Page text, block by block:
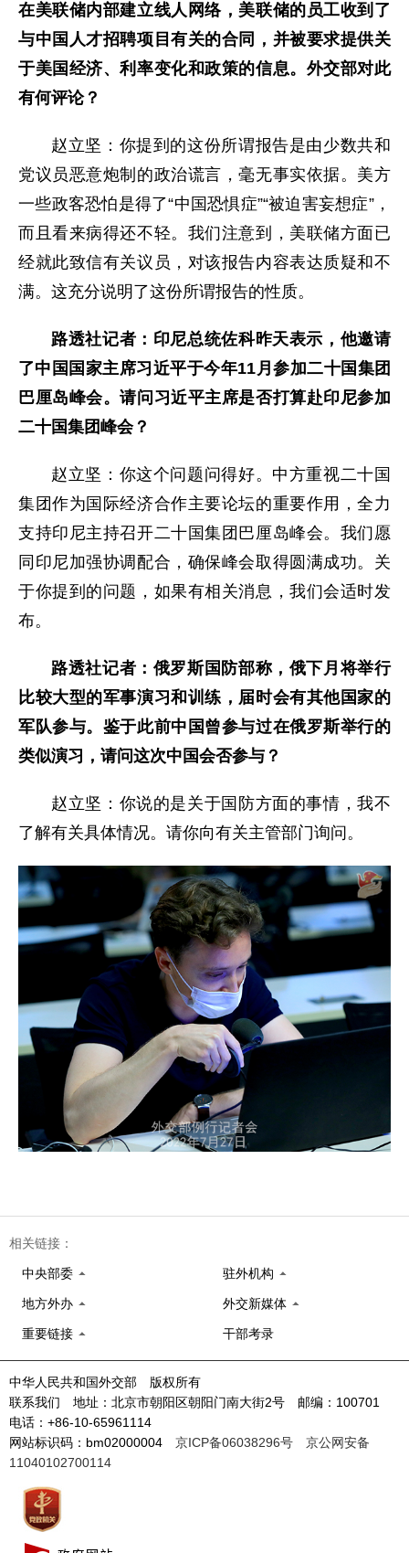
在美联储内部建立线人网络，美联储的员工收到了
与中国人才招聘项目有关的合同，并被要求提供关
于美国经济、利率变化和政策的信息。外交部对此
有何评论？
赵立坚：你提到的这份所谓报告是由少数共和
党议员恶意炮制的政治谎言，毫无事实依据。美方
一些政客恐怕是得了“中国恐惧症”“被迫害妄想症”，
而且看来病得还不轻。我们注意到，美联储方面已
经就此致信有关议员，对该报告内容表达质疑和不
满。这充分说明了这份所谓报告的性质。
路透社记者：印尼总统佐科昨天表示，他邀请
了中国国家主席习近平于今年11月参加二十国集团
巴厘岛峰会。请问习近平主席是否打算赴印尼参加
二十国集团峰会？
赵立坚：你这个问题问得好。中方重视二十国
集团作为国际经济合作主要论坛的重要作用，全力
支持印尼主持召开二十国集团巴厘岛峰会。我们愿
同印尼加强协调配合，确保峰会取得圆满成功。关
于你提到的问题，如果有相关消息，我们会适时发
布。
路透社记者：俄罗斯国防部称，俄下月将举行
比较大型的军事演习和训练，届时会有其他国家的
军队参与。鉴于此前中国曾参与过在俄罗斯举行的
类似演习，请问这次中国会否参与？
赵立坚：你说的是关于国防方面的事情，我不
了解有关具体情况。请你向有关主管部门询问。
相关链接：
中央部委 驻外机构
地方外办 外交新媒体
重要链接 干部考录
中华人民共和国外交部 版权所有
联系我们 地址：北京市朝阳区朝阳门南大街2号 邮编：100701
电话：+86-10-65961114
网站标识码：bm02000004 京ICP备06038296号
京公网安备
11040102700114